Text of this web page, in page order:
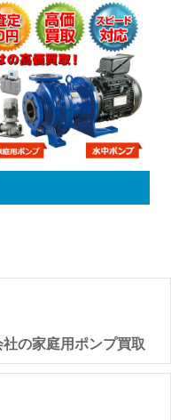
の家庭用ポンプ買取